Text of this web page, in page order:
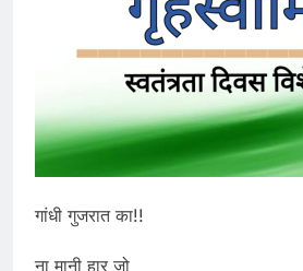
गांधी गुजरात का!!
ना मानी हार जो